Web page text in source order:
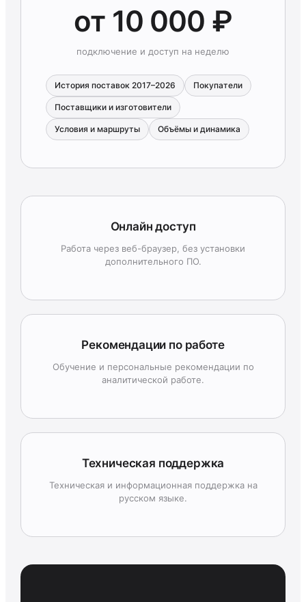
от 10 000 ₽
подключение и доступ на неделю
История поставок 2017–2026 Покупатели
Поставщики и изготовители
Условия и маршруты Объёмы и динамика
Онлайн доступ
Работа через веб-браузер, без установки
дополнительного ПО.
Рекомендации по работе
Обучение и персональные рекомендации по
аналитической работе.
Техническая поддержка
Техническая и информационная поддержка на
русском языке.